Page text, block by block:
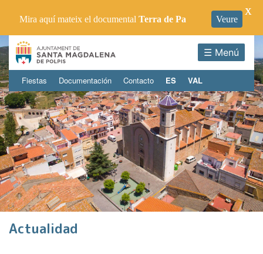
☰ Menú
Fiestas Documentación Contacto ES VAL
Actualidad
Mira aquí mateix el documental Terra de Pa Veure
X